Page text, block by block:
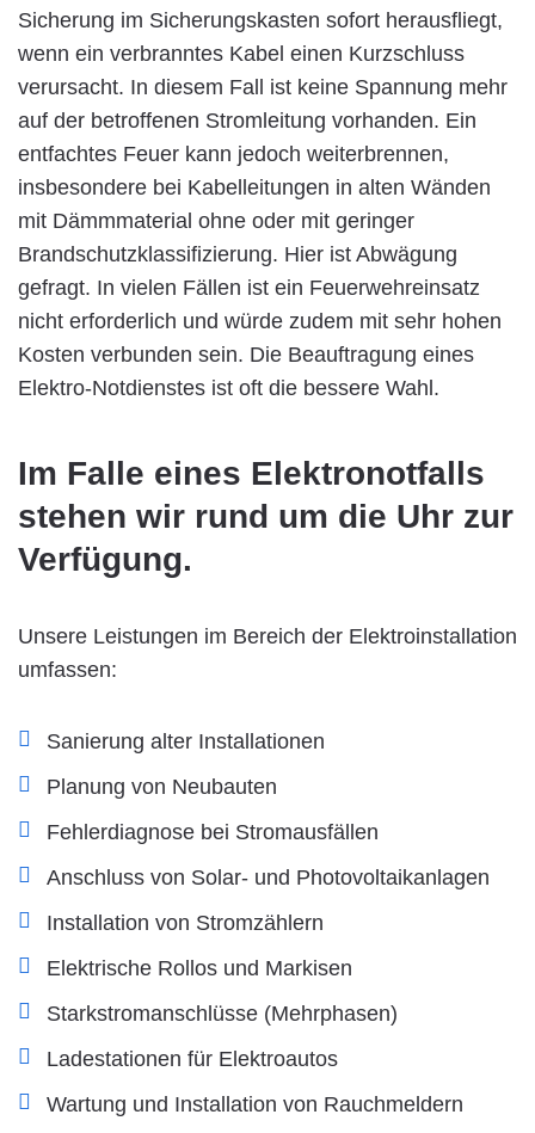
Sicherung im Sicherungskasten sofort herausfliegt,
wenn ein verbranntes Kabel einen Kurzschluss
verursacht. In diesem Fall ist keine Spannung mehr
auf der betroffenen Stromleitung vorhanden. Ein
entfachtes Feuer kann jedoch weiterbrennen,
insbesondere bei Kabelleitungen in alten Wänden
mit Dämmmaterial ohne oder mit geringer
Brandschutzklassifizierung. Hier ist Abwägung
gefragt. In vielen Fällen ist ein Feuerwehreinsatz
nicht erforderlich und würde zudem mit sehr hohen
Kosten verbunden sein. Die Beauftragung eines
Elektro-Notdienstes ist oft die bessere Wahl.
Im Falle eines Elektronotfalls
stehen wir rund um die Uhr zur
Verfügung.
Unsere Leistungen im Bereich der Elektroinstallation
umfassen:
Sanierung alter Installationen
Planung von Neubauten
Fehlerdiagnose bei Stromausfällen
Anschluss von Solar- und Photovoltaikanlagen
Installation von Stromzählern
Elektrische Rollos und Markisen
Starkstromanschlüsse (Mehrphasen)
Ladestationen für Elektroautos
Wartung und Installation von Rauchmeldern